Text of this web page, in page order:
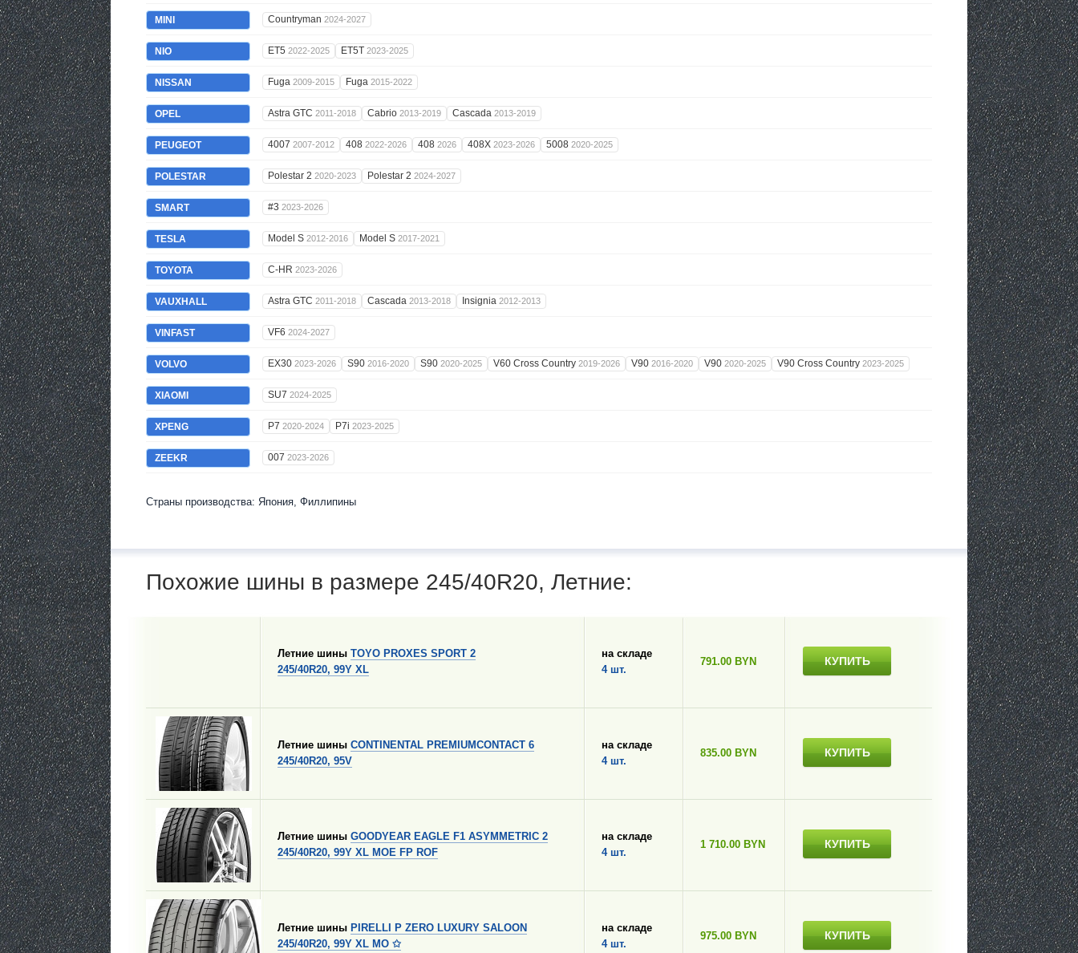
MINI Countryman 2024-2027
NIO ET5 2022-2025 ET5T 2023-2025
NISSAN Fuga 2009-2015 Fuga 2015-2022
OPEL Astra GTC 2011-2018 Cabrio 2013-2019 Cascada 2013-2019
PEUGEOT 4007 2007-2012 408 2022-2026 408 2026 408X 2023-2026 5008 2020-2025
POLESTAR Polestar 2 2020-2023 Polestar 2 2024-2027
SMART #3 2023-2026
TESLA Model S 2012-2016 Model S 2017-2021
TOYOTA C-HR 2023-2026
VAUXHALL Astra GTC 2011-2018 Cascada 2013-2018 Insignia 2012-2013
VINFAST VF6 2024-2027
VOLVO EX30 2023-2026 S90 2016-2020 S90 2020-2025 V60 Cross Country 2019-2026 V90 2016-2020 V90 2020-2025 V90 Cross Country 2023-2025
XIAOMI SU7 2024-2025
XPENG P7 2020-2024 P7i 2023-2025
ZEEKR 007 2023-2026
Страны производства: Япония, Филлипины
Похожие шины в размере 245/40R20, Летние:
Летние шины TOYO PROXES SPORT 2
245/40R20, 99Y XL
на складе
4 шт.
791.00 BYN КУПИТЬ
Летние шины CONTINENTAL PREMIUMCONTACT 6
245/40R20, 95V
на складе
4 шт.
835.00 BYN КУПИТЬ
Летние шины GOODYEAR EAGLE F1 ASYMMETRIC 2
245/40R20, 99Y XL MOE FP ROF
на складе
4 шт.
1 710.00 BYN КУПИТЬ
Летние шины PIRELLI P ZERO LUXURY SALOON
245/40R20, 99Y XL MO ✩
на складе
4 шт.
975.00 BYN КУПИТЬ